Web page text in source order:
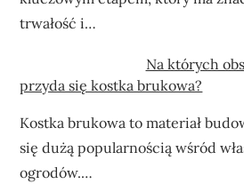
trwałość i…
Na których
przyda się kostka brukowa?
Kostka brukowa to materiał
się dużą popularnością wśród
ogrodów.…